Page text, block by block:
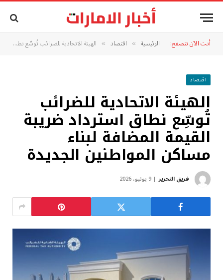
أنت الآن تتصفح: الرئيسية » اقتصاد » الهيئة الاتحادية للضرائب تُوسِّع نطاق استرداد ضريبة القيمة المضافة لبناء مساكن المواطنين الجديدة
اقتصاد
الهيئة الاتحادية للضرائب
تُوسِّع نطاق استرداد ضريبة
القيمة المضافة لبناء
مساكن المواطنين الجديدة
فريق التحرير 9 يونيو، 2026